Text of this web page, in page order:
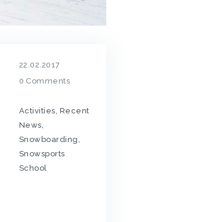
22.02.2017
0 Comments
Activities Recent
News
Snowboarding
Snowsports
School